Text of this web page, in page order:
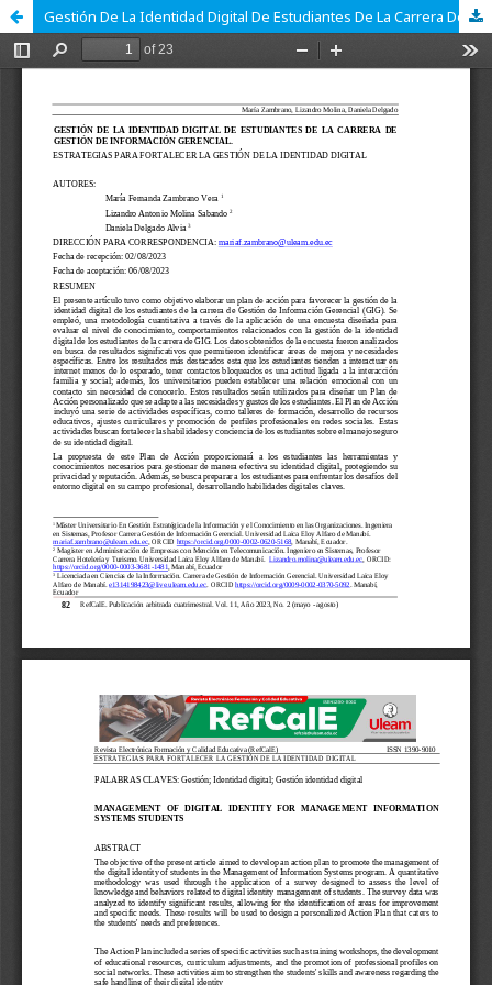
Gestión De La Identidad Digital De Estudiantes De La Carrera De Gestión De Información Gerencial